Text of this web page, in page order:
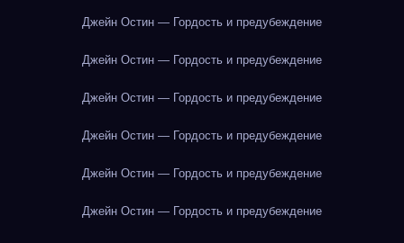
Джейн Остин — Гордость и предубеждение
Джейн Остин — Гордость и предубеждение
Джейн Остин — Гордость и предубеждение
Джейн Остин — Гордость и предубеждение
Джейн Остин — Гордость и предубеждение
Джейн Остин — Гордость и предубеждение